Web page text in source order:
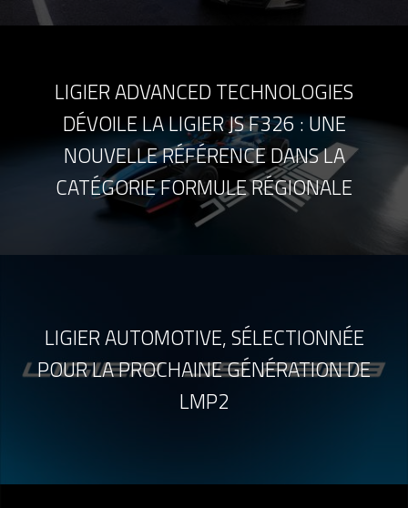
LIGIER ADVANCED TECHNOLOGIES
DÉVOILE LA LIGIER JS F326 : UNE
NOUVELLE RÉFÉRENCE DANS LA
CATÉGORIE FORMULE RÉGIONALE
LIGIER AUTOMOTIVE, SÉLECTIONNÉE
POUR LA PROCHAINE GÉNÉRATION DE
LMP2